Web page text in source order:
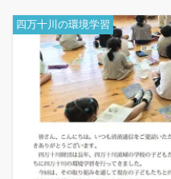
四万十川の環境学習